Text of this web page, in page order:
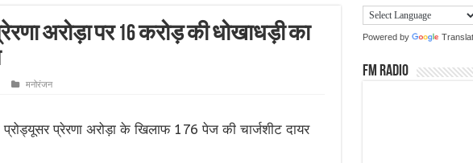
अरोड़ा पर 16 करोड़ की धोखाधड़ी का
मनोरंजन
प्रेरणा अरोड़ा के खिलाफ 176 पेज की चार्जशीट दायर
Powered by
FM Radio